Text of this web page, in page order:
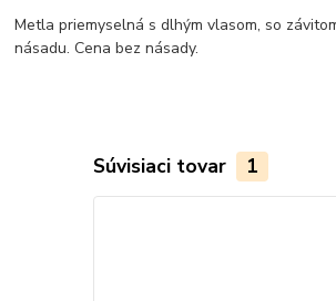
Metla priemyselná s dlhým vlasom, so
násadu. Cena bez násady.
Súvisiaci tovar 1